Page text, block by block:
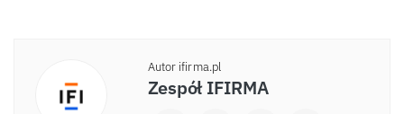
Autor ifirma.pl
Zespół IFIRMA